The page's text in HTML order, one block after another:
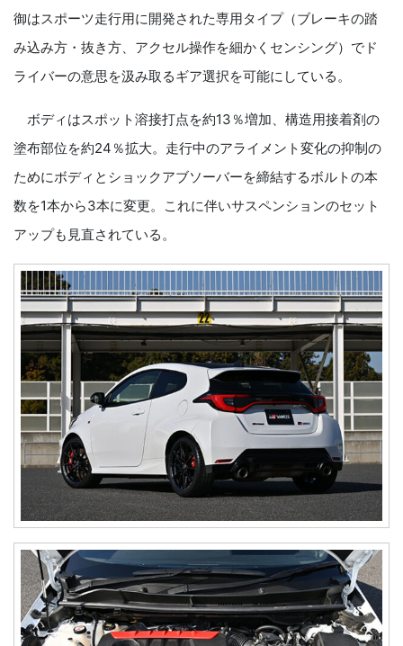
御はスポーツ走行用に開発された専用タイプ（ブレーキの踏
み込み方・抜き方、アクセル操作を細かくセンシング）でド
ライバーの意思を汲み取るギア選択を可能にしている。
ボディはスポット溶接打点を約13％増加、構造用接着剤の
塗布部位を約24％拡大。走行中のアライメント変化の抑制の
ためにボディとショックアブソーバーを締結するボルトの本
数を1本から3本に変更。これに伴いサスペンションのセット
アップも見直されている。